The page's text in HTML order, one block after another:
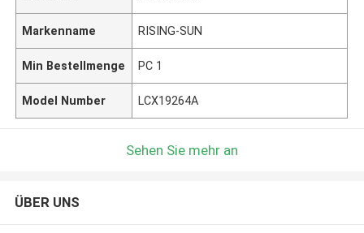
Markenname RISING-SUN
Min Bestellmenge PC 1
Model Number LCX19264A
Sehen Sie mehr an
ÜBER UNS